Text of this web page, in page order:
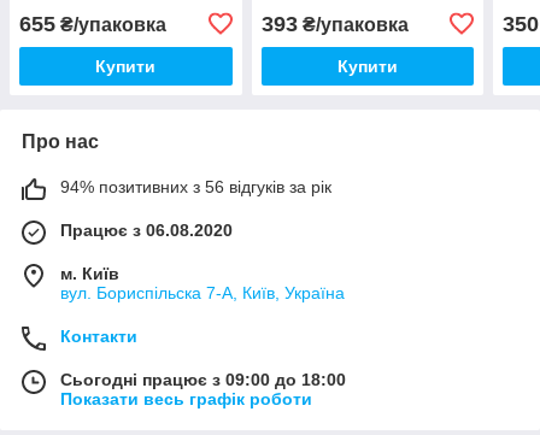
655 ₴/упаковка
Купити
393₴/упаковка
Купити
350
Про нас
94% позитивних з 56 відгуків за рік
Працює з 06.08.2020
м. Київ
вул. Бориспільска 7-А, Київ, Україна
Контакти
Сьогодні працює з 09:00 до 18:00
Показати весь графік роботи